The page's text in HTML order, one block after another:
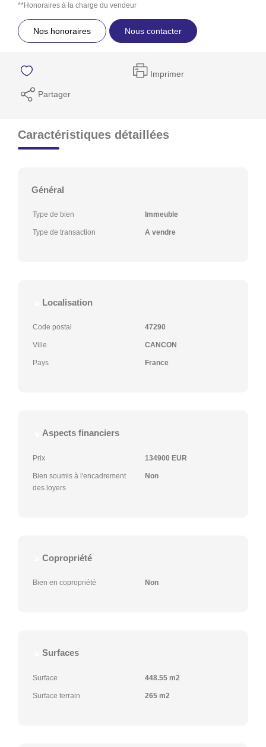
**Honoraires à la charge du vendeur
Nos honoraires Nous contacter
Imprimer
Partager
Caractéristiques détaillées
Général
Type de bien Immeuble
Type de transaction A vendre
Localisation
Code postal 47290
Ville CANCON
Pays France
Aspects financiers
Prix 134900 EUR
Bien soumis à l'encadrement
des loyers
Non
Copropriété
Bien en copropriété Non
Surfaces
Surface 448.55 m2
Surface terrain 265 m2